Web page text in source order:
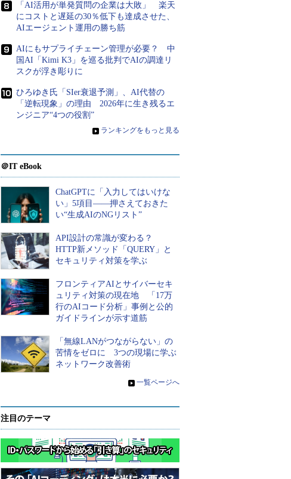
「AI活用が単発質問の企業は大敗」 楽天
にコストと遅延の30％低下も達成させた、
AIエージェント運用の勝ち筋
AIにもサプライチェーン管理が必要？ 中
国AI「Kimi K3」を巡る批判でAIの調達リ
スクが浮き彫りに
ひろゆき氏「SIer衰退予測」、AI代替の
「逆転現象」の理由 2026年に生き残るエ
ンジニア“4つの役割”
» ランキングをもっと見る
＠IT eBook
ChatGPTに「入力してはいけな
い」5項目――押さえておきた
い“生成AIのNGリスト”
API設計の常識が変わる？
HTTP新メソッド「QUERY」と
セキュリティ対策を学ぶ
フロンティアAIとサイバーセキ
ュリティ対策の現在地 「17万
行のAIコード分析」事例と公的
ガイドラインが示す道筋
「無線LANがつながらない」の
苦情をゼロに 3つの現場に学ぶ
ネットワーク改善術
» 一覧ページへ
注目のテーマ